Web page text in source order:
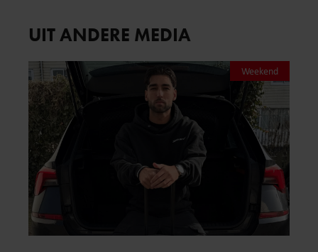
UIT ANDERE MEDIA
Weekend